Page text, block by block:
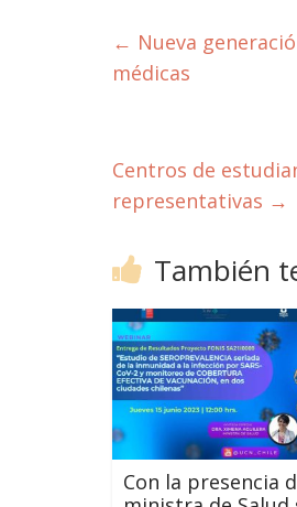
← Nueva
médicas
Centros de
representativas →
También
Con la presencia